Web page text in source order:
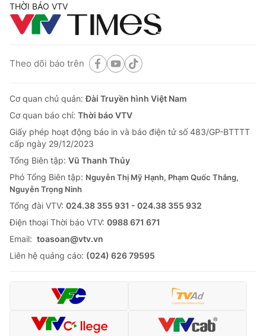
THỜI BÁO VTV
Theo dõi báo trên
Cơ quan chủ quản:Đài Truyền hình Việt Nam
Cơ quan báo chí: Thời báo VTV
Giấy phép hoạt động báo in và báo điện tử số 483/GP-BTTTT
cấp ngày 29/12/2023
Tổng Biên tập: Vũ Thanh Thủy
Phó Tổng Biên tập: Nguyễn Thị Mỹ Hạnh, Phạm Quốc Thắng,
Nguyễn Trọng Ninh
Tổng đài VTV: 024.38 355 931 - 024.38 355 932
Ðiện thoại Thời báo VTV: 0988 671 671
Email: toasoan@vtv.vn
Liên hệ quảng cáo: (024) 626 79595